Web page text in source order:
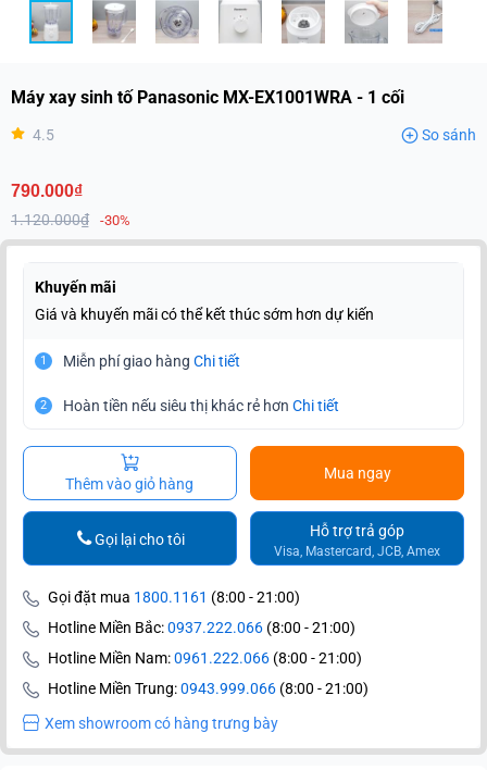
Máy xay sinh tố Panasonic MX-EX1001WRA - 1 cối
4.5 So sánh
790.000₫
1.120.000₫ -30%
Khuyến mãi
Giá và khuyến mãi có thể kết thúc sớm hơn dự kiến
1 Miễn phí giao hàng Chi tiết
2 Hoàn tiền nếu siêu thị khác rẻ hơn Chi tiết
Thêm vào giỏ hàng
Mua ngay
Hỗ trợ trả góp
Visa, Mastercard, JCB, Amex
Gọi lại cho tôi
Gọi đặt mua 1800.1161 (8:00 - 21:00)
Hotline Miền Bắc:0937.222.066 (8:00 - 21:00)
Hotline Miền Nam:0961.222.066 (8:00 - 21:00)
Hotline Miền Trung:0943.999.066 (8:00 - 21:00)
Xem showroom có hàng trưng bày